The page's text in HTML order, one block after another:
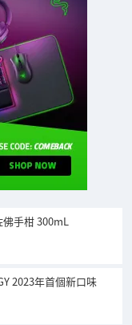
手柑 300mL
2023年首個新口味